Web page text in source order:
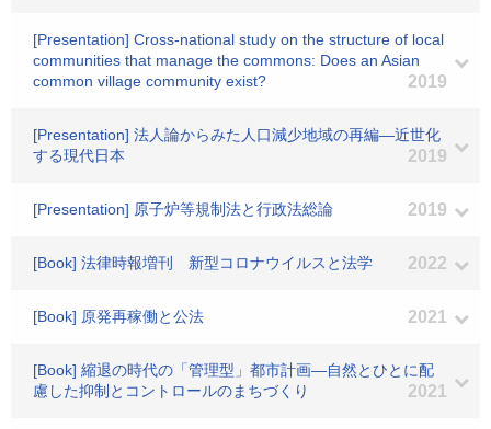
[Presentation] Cross-national study on the structure of local
communities that manage the commons: Does an Asian
common village community exist?
2019
[Presentation] 法人論からみた人口減少地域の再編―近世化
する現代日本
2019
[Presentation] 原子炉等規制法と行政法総論 2019
[Book] 法律時報増刊 新型コロナウイルスと法学 2022
[Book] 原発再稼働と公法 2021
[Book] 縮退の時代の「管理型」都市計画―自然とひとに配
慮した抑制とコントロールのまちづくり
2021